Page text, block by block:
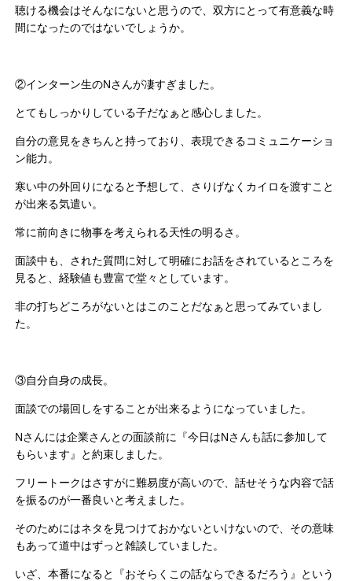
聴ける機会はそんなにないと思うので、双方にとって有意義な時
間になったのではないでしょうか。
②インターン生のNさんが凄すぎました。
とてもしっかりしている子だなぁと感心しました。
自分の意見をきちんと持っており、表現できるコミュニケーショ
ン能力。
寒い中の外回りになると予想して、さりげなくカイロを渡すこと
が出来る気遣い。
常に前向きに物事を考えられる天性の明るさ。
面談中も、された質問に対して明確にお話をされているところを
見ると、経験値も豊富で堂々としています。
非の打ちどころがないとはこのことだなぁと思ってみていまし
た。
③自分自身の成長。
面談での場回しをすることが出来るようになっていました。
Nさんには企業さんとの面談前に『今日はNさんも話に参加して
もらいます』と約束しました。
フリートークはさすがに難易度が高いので、話せそうな内容で話
を振るのが一番良いと考えました。
そのためにはネタを見つけておかないといけないので、その意味
もあって道中はずっと雑談していました。
いざ、本番になると『おそらくこの話ならできるだろう』という